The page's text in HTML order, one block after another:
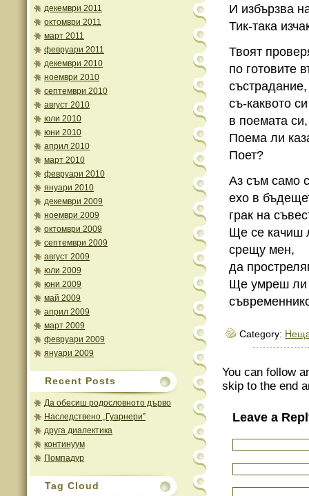
декември 2011
октомври 2011
март 2011
февруари 2011
декември 2010
ноември 2010
септември 2010
август 2010
юли 2010
юни 2010
април 2010
март 2010
февруари 2010
януари 2010
декември 2009
ноември 2009
октомври 2009
септември 2009
август 2009
юли 2009
юни 2009
май 2009
април 2009
март 2009
февруари 2009
януари 2009
Recent Posts
Да обесиш родословното дърво
Наследствено „Гуарнери”
друга диалектика
континуум
Помпадур
Tag Cloud
И избързва
Тик-така
Твоят
по готовите
състрадание,
съ-каквото
в поемата
Поема ли
Поет?
Аз съм само
ехо в
грак на
Ще се качиш
срещу мен,
да
Ще умреш ли
Category:
You can follow
skip to the end
Leave a